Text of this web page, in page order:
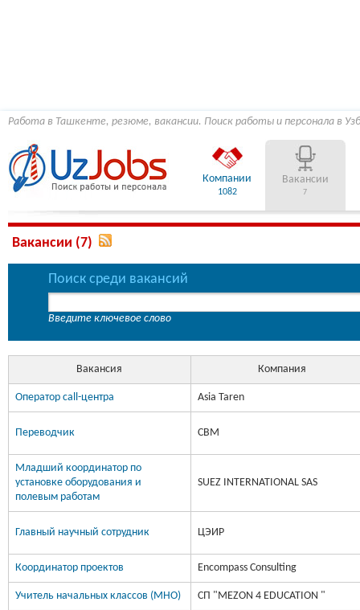
Работа в Ташкенте, резюме, вакансии. Поиск работы и персонала в
Компании
1082
Вакансии
7
Вакансии (7)
Поиск среди вакансий
Введите ключевое слово
Вакансия Компания
Оператор call-центра Asia Taren
Переводчик CBM
Младший координатор по
установке оборудования и
полевым работам
SUEZ INTERNATIONAL SAS
Главный научный сотрудник ЦЭИР
Координатор проектов Encompass Consulting
Учитель начальных классов (МНО) СП "MEZON 4 EDUCATION "